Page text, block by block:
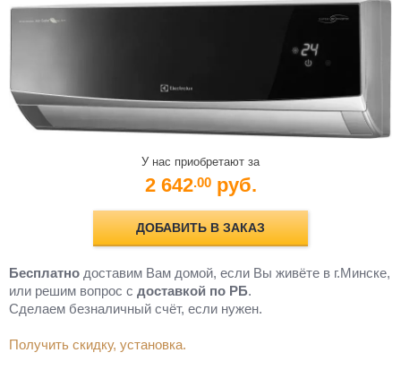
У нас приобретают за
2 642.00 руб.
ДОБАВИТЬ В ЗАКАЗ
Бесплатно доставим Вам домой, если Вы живёте в г.Минске,
или решим вопрос с доставкой по РБ.
Cделаем безналичный счёт, если нужен.
Получить скидку, установка.